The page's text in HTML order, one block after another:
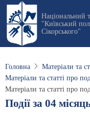
Перейти
основного
вмісту
Національний
"Київський
Сікорського"
Головна
Матеріали та
Матеріали та статті про
Матеріали та статті про
Події за 04